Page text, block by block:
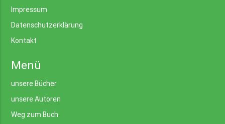
Impressum
Datenschutzerklärung
Kontakt
Menü
unsere Bücher
unsere Autoren
Weg zum Buch